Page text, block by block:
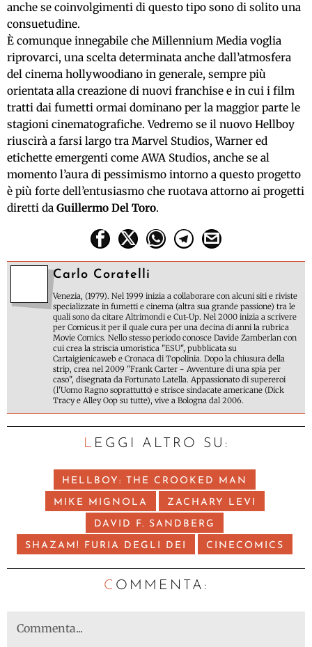
anche se coinvolgimenti di questo tipo sono di solito una
consuetudine.
È comunque innegabile che Millennium Media voglia
riprovarci, una scelta determinata anche dall’atmosfera
del cinema hollywoodiano in generale, sempre più
orientata alla creazione di nuovi franchise e in cui i film
tratti dai fumetti ormai dominano per la maggior parte le
stagioni cinematografiche. Vedremo se il nuovo Hellboy
riuscirà a farsi largo tra Marvel Studios, Warner ed
etichette emergenti come AWA Studios, anche se al
momento l’aura di pessimismo intorno a questo progetto
è più forte dell’entusiasmo che ruotava attorno ai progetti
diretti da Guillermo Del Toro.
Carlo Coratelli
Venezia, (1979). Nel 1999 inizia a collaborare con alcuni siti e riviste
specializzate in fumetti e cinema (altra sua grande passione) tra le
quali sono da citare Altrimondi e Cut-Up. Nel 2000 inizia a scrivere
per Comicus.it per il quale cura per una decina di anni la rubrica
Movie Comics. Nello stesso periodo conosce Davide Zamberlan con
cui crea la striscia umoristica "ESU", pubblicata su
Cartaigienicaweb e Cronaca di Topolinia. Dopo la chiusura della
strip, crea nel 2009 "Frank Carter - Avventure di una spia per
caso", disegnata da Fortunato Latella. Appassionato di supereroi
(l'Uomo Ragno soprattutto) e strisce sindacate americane (Dick
Tracy e Alley Oop su tutte), vive a Bologna dal 2006.
LEGGI ALTRO SU:
HELLBOY: THE CROOKED MAN
MIKE MIGNOLA ZACHARY LEVI
DAVID F. SANDBERG
SHAZAM! FURIA DEGLI DEI CINECOMICS
C OMMENTA: